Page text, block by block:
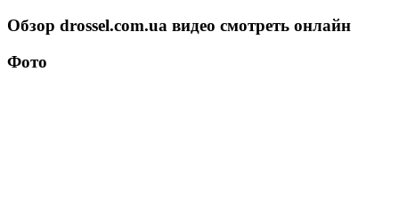
Обзор drossel.com.ua видео смотреть онлайн
Фото